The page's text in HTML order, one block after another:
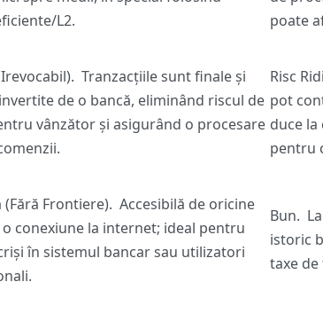
L2.
poate
Tranzacțiile sunt finale și
de o bancă, eliminând riscul de
vânzător și asigurând o procesare
Risc
pot
duce
pentru
(Fără Frontiere). Accesibilă de oricine
conexiune la internet; ideal pentru
în sistemul bancar sau utilizatori
Bun.
istoric
taxe